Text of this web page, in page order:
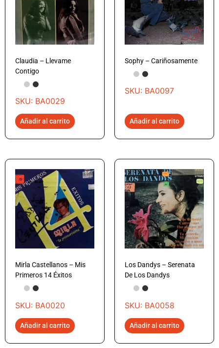
Claudia – Llevame
Contigo
SKU: BA0029
Añadir al carrito
Sophy – Cariñosamente
SKU: BA0097
Añadir al carrito
Mirla Castellanos – Mis
Primeros 14 Éxitos
SKU: BA0020
Añadir al carrito
Los Dandys – Serenata
De Los Dandys
SKU: BA0058
Añadir al carrito